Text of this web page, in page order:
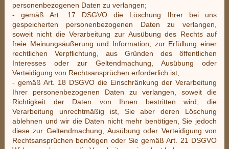
personenbezogenen Daten zu verlangen;
- gemäß Art. 17 DSGVO die Löschung Ihrer bei uns
gespeicherten personenbezogenen Daten zu verlangen,
soweit nicht die Verarbeitung zur Ausübung des Rechts auf
freie Meinungsäußerung und Information, zur Erfüllung einer
rechtlichen Verpflichtung, aus Gründen des öffentlichen
Interesses oder zur Geltendmachung, Ausübung oder
Verteidigung von Rechtsansprüchen erforderlich ist;
- gemäß Art. 18 DSGVO die Einschränkung der Verarbeitung
Ihrer personenbezogenen Daten zu verlangen, soweit die
Richtigkeit der Daten von Ihnen bestritten wird, die
Verarbeitung unrechtmäßig ist, Sie aber deren Löschung
ablehnen und wir die Daten nicht mehr benötigen, Sie jedoch
diese zur Geltendmachung, Ausübung oder Verteidigung von
Rechtsansprüchen benötigen oder Sie gemäß Art. 21 DSGVO